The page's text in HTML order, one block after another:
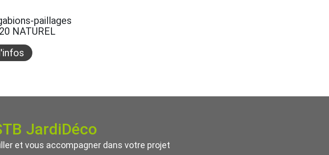
paillages
NATUREL
JardiDéco
et vous accompagner dans votre projet